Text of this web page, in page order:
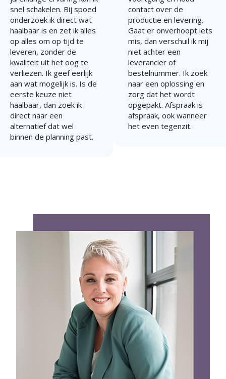
snel schakelen. Bij spoed
onderzoek ik direct wat
haalbaar is en zet ik alles
op alles om op tijd te
leveren, zonder de
kwaliteit uit het oog te
verliezen. Ik geef eerlijk
aan wat mogelijk is. Is de
eerste keuze niet
haalbaar, dan zoek ik
direct naar een
alternatief dat wel
binnen de planning past.
contact over de
productie en levering.
Gaat er onverhoopt iets
mis, dan verschuil ik mij
niet achter een
leverancier of
bestelnummer. Ik zoek
naar een oplossing en
zorg dat het wordt
opgepakt. Afspraak is
afspraak, ook wanneer
het even tegenzit.